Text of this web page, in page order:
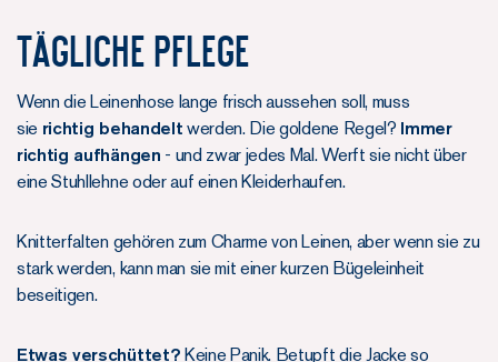
Tägliche Pflege
Wenn die Leinenhose lange frisch aussehen soll, muss
sie richtig behandelt werden. Die goldene Regel? Immer
richtig aufhängen - und zwar jedes Mal. Werft sie nicht über
eine Stuhllehne oder auf einen Kleiderhaufen.
Knitterfalten gehören zum Charme von Leinen, aber wenn sie zu
stark werden, kann man sie mit einer kurzen Bügeleinheit
beseitigen.
Etwas verschüttet? Keine Panik. Betupft die Jacke so